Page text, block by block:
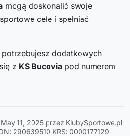
mogą doskonalić swoje
cele i spełniać
dodatkowych
z KS Bucovia pod numerem
11, 2025 przez KlubySportowe.pl
290639510 KRS: 0000177129